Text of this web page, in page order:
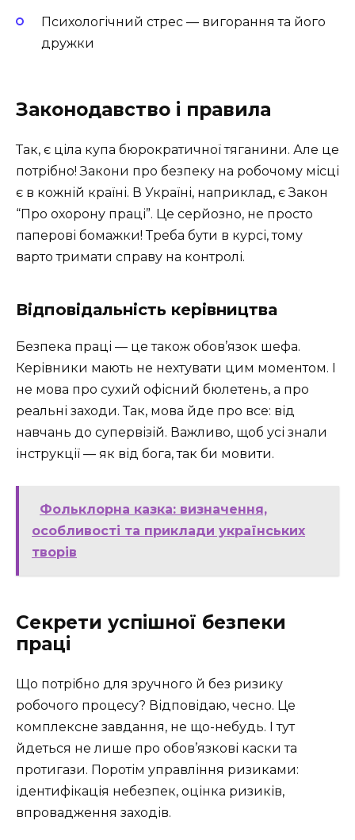
Психологічний стрес — вигорання та його
дружки
Законодавство і правила
Так, є ціла купа бюрократичної тяганини. Але це
потрібно! Закони про безпеку на робочому місці
є в кожній країні. В Україні, наприклад, є Закон
“Про охорону праці”. Це серйозно, не просто
паперові бомажки! Треба бути в курсі, тому
варто тримати справу на контролі.
Відповідальність керівництва
Безпека праці — це також обов’язок шефа.
Керівники мають не нехтувати цим моментом. І
не мова про сухий офісний бюлетень, а про
реальні заходи. Так, мова йде про все: від
навчань до супервізій. Важливо, щоб усі знали
інструкції — як від бога, так би мовити.
Фольклорна казка: визначення,
особливості та приклади українських
творів
Секрети успішної безпеки
праці
Що потрібно для зручного й без ризику
робочого процесу? Відповідаю, чесно. Це
комплексне завдання, не що-небудь. І тут
йдеться не лише про обов’язкові каски та
протигази. Поротім управління ризиками:
ідентифікація небезпек, оцінка ризиків,
впровадження заходів.